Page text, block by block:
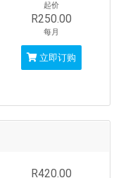
起价
R250.00
每月
立即订购
R420.00